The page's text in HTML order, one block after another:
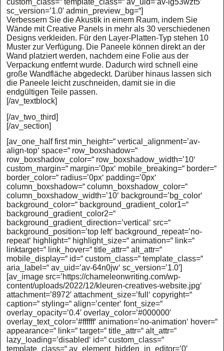
custom_class=“ template_class=“ av_uid=’av-lg53wzt5′
sc_version=’1.0′ admin_preview_bg=“]
Verbessern Sie die Akustik in einem Raum, indem Sie
Wände mit Creative Panels in mehr als 30 verschiedenen
Designs verkleiden. Für den Layer-Platten-Typ stehen 10
Muster zur Verfügung. Die Paneele können direkt an der
Wand platziert werden, nachdem eine Folie aus der
Verpackung entfernt wurde. Dadurch wird schnell eine
große Wandfläche abgedeckt. Darüber hinaus lassen sich
die Paneele leicht zuschneiden, damit sie in die
endgültigen Teile passen.
[/av_textblock]
[/av_two_third]
[/av_section]
[av_one_half first min_height=“ vertical_alignment=’av-
align-top‘ space=“ row_boxshadow=“
row_boxshadow_color=“ row_boxshadow_width=’10‘
custom_margin=“ margin=’0px‘ mobile_breaking=“ border=“
border_color=“ radius=’0px‘ padding=’0px‘
column_boxshadow=“ column_boxshadow_color=“
column_boxshadow_width=’10‘ background=’bg_color‘
background_color=“ background_gradient_color1=“
background_gradient_color2=“
background_gradient_direction=’vertical‘ src=“
background_position=’top left‘ background_repeat=’no-
repeat‘ highlight=“ highlight_size=“ animation=“ link=“
linktarget=“ link_hover=“ title_attr=“ alt_attr=“
mobile_display=“ id=“ custom_class=“ template_class=“
aria_label=“ av_uid=’av-64n0jw‘ sc_version=’1.0′]
[av_image src=’https://chameleonwriting.com/wp-
content/uploads/2022/12/kleuren-creatives-website.jpg‘
attachment=’8972′ attachment_size=’full‘ copyright=“
caption=“ styling=“ align=’center‘ font_size=“
overlay_opacity=’0.4′ overlay_color=’#000000′
overlay_text_color=’#ffffff‘ animation=’no-animation‘ hover=“
appearance=“ link=“ target=“ title_attr=“ alt_attr=“
lazy_loading=’disabled‘ id=“ custom_class=“
template_class=“ av_element_hidden_in_editor=’0′